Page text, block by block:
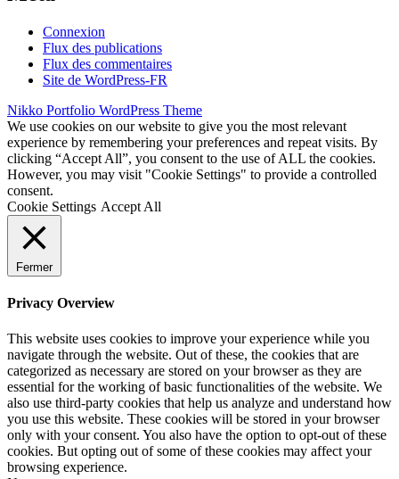
Connexion
Flux des publications
Flux des commentaires
Site de WordPress-FR
Nikko Portfolio WordPress Theme
We use cookies on our website to give you the most relevant
experience by remembering your preferences and repeat visits. By
clicking “Accept All”, you consent to the use of ALL the cookies.
However, you may visit "Cookie Settings" to provide a controlled
consent.
Cookie Settings Accept All
Fermer
Privacy Overview
This website uses cookies to improve your experience while you
navigate through the website. Out of these, the cookies that are
categorized as necessary are stored on your browser as they are
essential for the working of basic functionalities of the website. We
also use third-party cookies that help us analyze and understand how
you use this website. These cookies will be stored in your browser
only with your consent. You also have the option to opt-out of these
cookies. But opting out of some of these cookies may affect your
browsing experience.